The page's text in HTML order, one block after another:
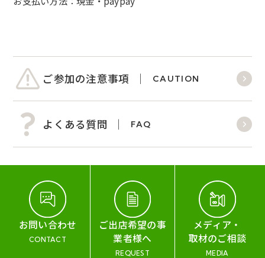
ご参加の注意事項 CAUTION
よくある質問 FAQ
お問い合わせ
CONTACT
ご出店希望の事
業者様へ
REQUEST
メディア・
取材のご相談
MEDIA